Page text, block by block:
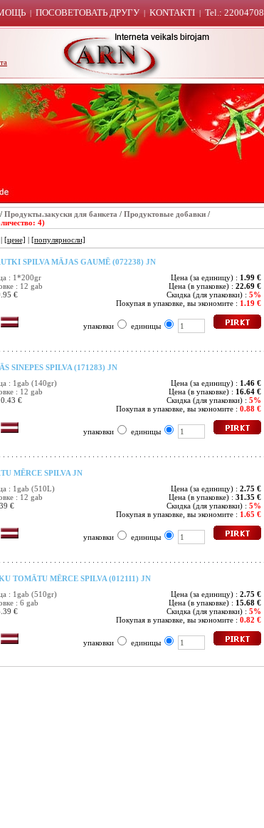
| ПОСОВЕТОВАТЬ ДРУГУ| KONTAKTI | Tel.: 22004708
/ Продукты.закуски для банкета / Продуктовые добавки /
4)
| [цене] | [популярносли]
SPILVA MĀJAS GAUMĒ (072238) JN
: 1*200gr
: 12 gab
€
Цена (за единицу) : 1.99 €
Цена (в упаковке) : 22.69 €
Скидка (для упаковки) : 5%
Покупая в упаковке, вы экономите : 1.19 €
упаковки единицы
SINEPES SPILVA (171283) JN
: 1gab (140gr)
: 12 gab
€
Цена (за единицу) : 1.46 €
Цена (в упаковке) : 16.64 €
Скидка (для упаковки) : 5%
Покупая в упаковке, вы экономите : 0.88 €
упаковки единицы
MĒRCE SPILVA JN
: 1gab (510L)
: 12 gab
€
Цена (за единицу) : 2.75 €
Цена (в упаковке) : 31.35 €
Скидка (для упаковки) : 5%
Покупая в упаковке, вы экономите : 1.65 €
упаковки единицы
TOMĀTU MĒRCE SPILVA (012111) JN
: 1gab (510gr)
: 6 gab
€
Цена (за единицу) : 2.75 €
Цена (в упаковке) : 15.68 €
Скидка (для упаковки) : 5%
Покупая в упаковке, вы экономите : 0.82 €
упаковки единицы